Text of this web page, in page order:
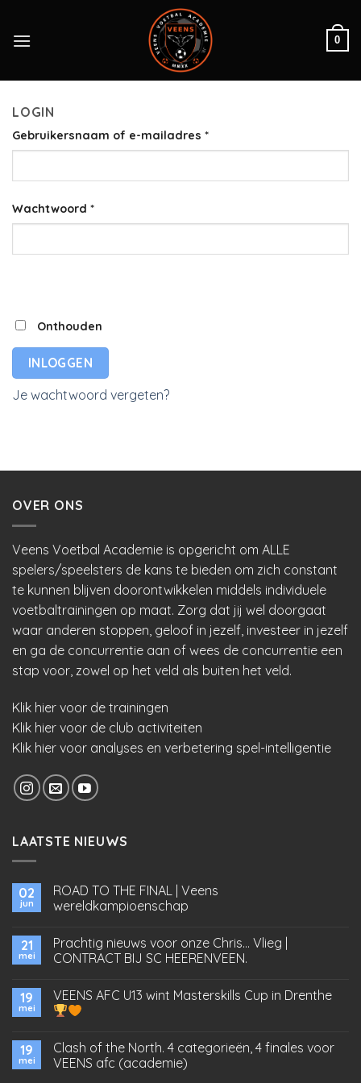
content
0
LOGIN
Gebruikersnaam of e-mailadres *
Wachtwoord *
Onthouden
INLOGGEN
Je wachtwoord vergeten?
OVER ONS
Veens Voetbal Academie is opgericht om ALLE
spelers/speelsters de kans te bieden om zich constant
te kunnen blijven doorontwikkelen middels individuele
voetbaltrainingen op maat. Zorg dat jij wel doorgaat
waar anderen stoppen, geloof in jezelf, investeer in jezelf
en ga de concurrentie aan of wees de concurrentie een
stap voor, zowel op het veld als buiten het veld.
Klik hier voor de trainingen
Klik hier voor de club activiteiten
Klik hier voor analyses en verbetering spel-intelligentie
LAATSTE NIEUWS
02
jun
ROAD TO THE FINAL | Veens
wereldkampioenschap
21
mei
Prachtig nieuws voor onze Chris… Vlieg |
CONTRACT BIJ SC HEERENVEEN.
19
mei
VEENS AFC U13 wint Masterskills Cup in Drenthe
19
mei
Clash of the North. 4 categorieën, 4 finales voor
VEENS afc (academie)